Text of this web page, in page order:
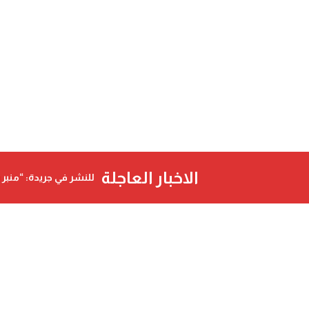
الاخبار العاجلة للنشر في جريدة: